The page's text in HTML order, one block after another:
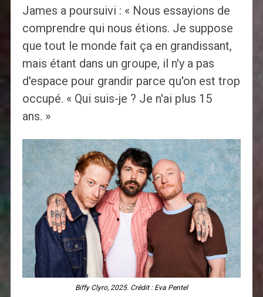
James a poursuivi : « Nous essayions de
comprendre qui nous étions. Je suppose
que tout le monde fait ça en grandissant,
mais étant dans un groupe, il n'y a pas
d'espace pour grandir parce qu'on est trop
occupé. « Qui suis-je ? Je n'ai plus 15
ans. »
Biffy Clyro, 2025. Crédit : Eva Pentel